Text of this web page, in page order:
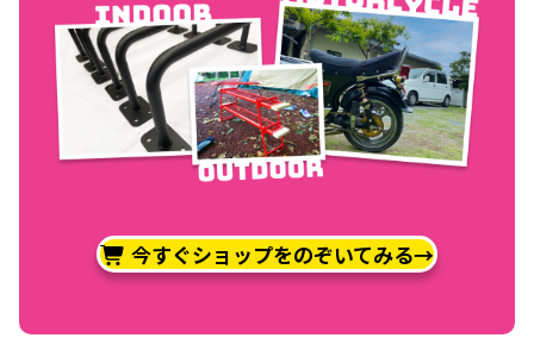
今すぐショップをのぞいてみる→